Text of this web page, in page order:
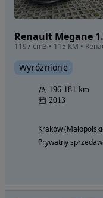
Renault Megane
Wyróżnione
196 181 km
2013
Kraków
Prywatny